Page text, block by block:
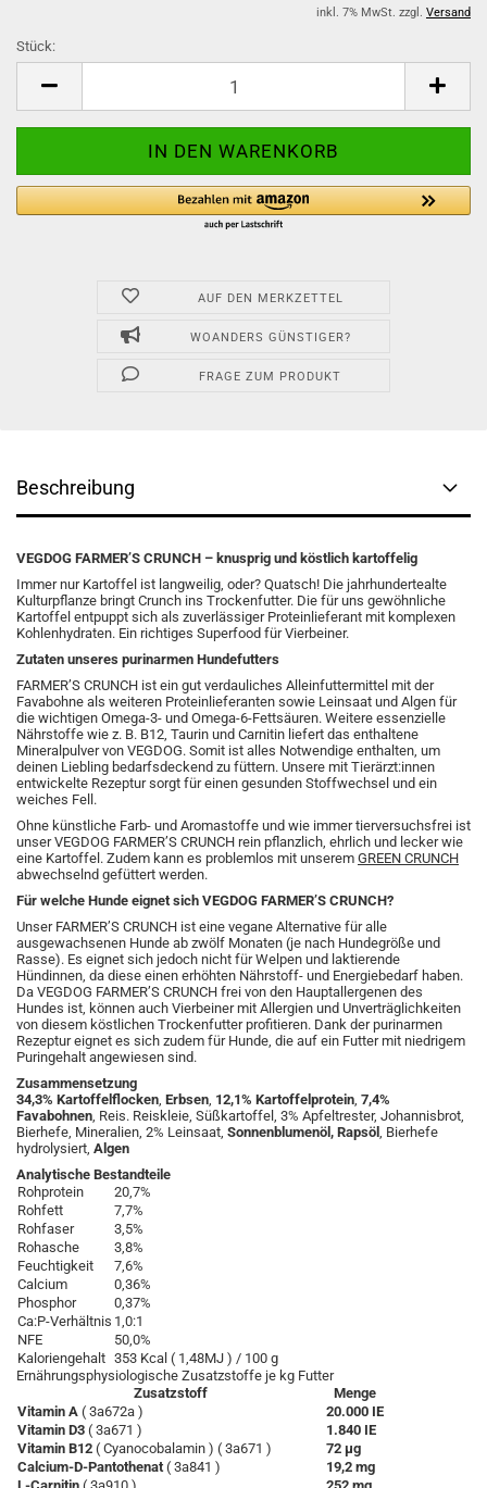
inkl. 7% MwSt. zzgl. Versand
Stück:
AUF DEN MERKZETTEL
WOANDERS GÜNSTIGER?
FRAGE ZUM PRODUKT
Beschreibung
VEGDOG FARMER’S CRUNCH – knusprig und köstlich kartoffelig
Immer nur Kartoffel ist langweilig, oder? Quatsch! Die jahrhundertealte
Kulturpflanze bringt Crunch ins Trockenfutter. Die für uns gewöhnliche
Kartoffel entpuppt sich als zuverlässiger Proteinlieferant mit komplexen
Kohlenhydraten. Ein richtiges Superfood für Vierbeiner.
Zutaten unseres purinarmen Hundefutters
FARMER’S CRUNCH ist ein gut verdauliches Alleinfuttermittel mit der
Favabohne als weiteren Proteinlieferanten sowie Leinsaat und Algen für
die wichtigen Omega-3- und Omega-6-Fettsäuren. Weitere essenzielle
Nährstoffe wie z. B. B12, Taurin und Carnitin liefert das enthaltene
Mineralpulver von VEGDOG. Somit ist alles Notwendige enthalten, um
deinen Liebling bedarfsdeckend zu füttern. Unsere mit Tierärzt:innen
entwickelte Rezeptur sorgt für einen gesunden Stoffwechsel und ein
weiches Fell.
Ohne künstliche Farb- und Aromastoffe und wie immer tierversuchsfrei ist
unser VEGDOG FARMER’S CRUNCH rein pflanzlich, ehrlich und lecker wie
eine Kartoffel. Zudem kann es problemlos mit unserem GREEN CRUNCH
abwechselnd gefüttert werden.
Für welche Hunde eignet sich VEGDOG FARMER’S CRUNCH?
Unser FARMER’S CRUNCH ist eine vegane Alternative für alle
ausgewachsenen Hunde ab zwölf Monaten (je nach Hundegröße und
Rasse). Es eignet sich jedoch nicht für Welpen und laktierende
Hündinnen, da diese einen erhöhten Nährstoff- und Energiebedarf haben.
Da VEGDOG FARMER’S CRUNCH frei von den Hauptallergenen des
Hundes ist, können auch Vierbeiner mit Allergien und Unverträglichkeiten
von diesem köstlichen Trockenfutter profitieren. Dank der purinarmen
Rezeptur eignet es sich zudem für Hunde, die auf ein Futter mit niedrigem
Puringehalt angewiesen sind.
Zusammensetzung
34,3% Kartoffelflocken, Erbsen, 12,1% Kartoffelprotein, 7,4%
Favabohnen, Reis. Reiskleie, Süßkartoffel, 3% Apfeltrester, Johannisbrot,
Bierhefe, Mineralien, 2% Leinsaat, Sonnenblumenöl, Rapsöl , Bierhefe
hydrolysiert, Algen
Analytische Bestandteile
Rohprotein
20,7%
Rohfett
7,7%
Rohfaser
3,5%
Rohasche
3,8%
Feuchtigkeit
7,6%
Calcium
0,36%
Phosphor
0,37%
Ca:P-Verhältnis 1,0:1
NFE
50,0%
Kaloriengehalt 353 Kcal ( 1,48MJ ) / 100 g
Ernährungsphysiologische Zusatzstoffe je kg Futter
Zusatzstoff
Menge
Vitamin A ( 3a672a )
20.000 IE
Vitamin D3 ( 3a671 )
1.840 IE
Vitamin B12 ( Cyanocobalamin ) ( 3a671 )
72 µg
Calcium-D-Pantothenat( 3a841 )
19,2 mg